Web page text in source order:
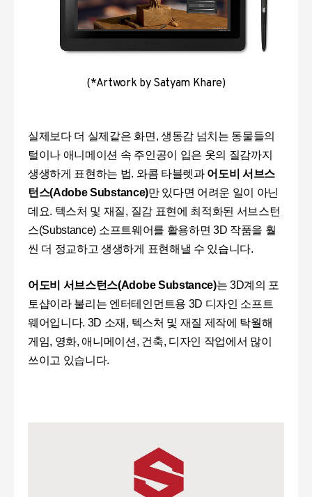
(*Artwork by Satyam Khare)
실제보다 더 실제같은 화면, 생동감 넘치는 동물들의
털이나 애니메이션 속 주인공이 입은 옷의 질감까지
생생하게 표현하는 법. 와콤 타블렛과어도비 서브스
턴스(Adobe Substance)만 있다면 어려운 일이 아닌
데요. 텍스처 및 재질, 질감 표현에 최적화된 서브스턴
스(Substance) 소프트웨어를 활용하면 3D 작품을 훨
씬 더 정교하고 생생하게 표현해낼 수 있습니다.
어도비 서브스턴스(Adobe Substance)는 3D계의 포
토샵이라 불리는 엔터테인먼트용 3D 디자인 소프트
웨어입니다. 3D 소재, 텍스처 및 재질 제작에 탁월해
게임, 영화, 애니메이션, 건축, 디자인 작업에서 많이
쓰이고 있습니다.